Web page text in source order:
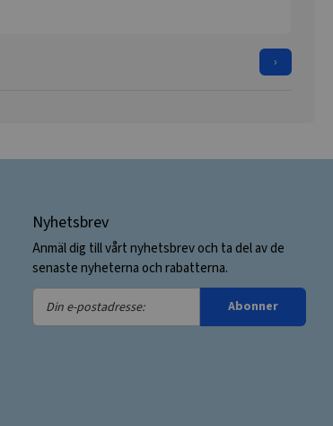
›
Nyhetsbrev
Anmäl dig till vårt nyhetsbrev och ta del av de
senaste nyheterna och rabatterna.
Din
e-
Abonner